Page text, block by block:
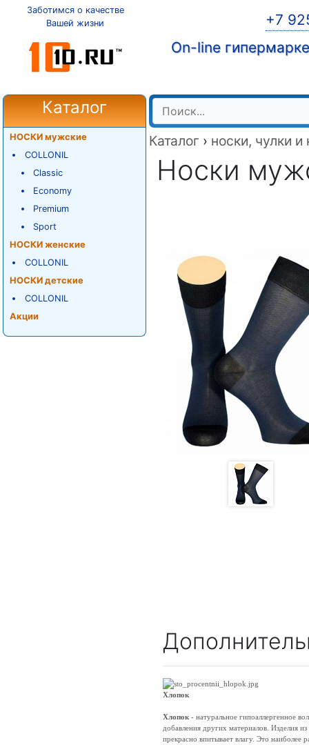
Заботимся о качестве
Вашей жизни
+7
On-line
Каталог
НОСКИ мужские
COLLONIL
Classic
Economy
Premium
Sport
НОСКИ женские
COLLONIL
НОСКИ детские
COLLONIL
Акции
Каталог › носки, чулки и
Носки
Хлопок
Хлопок - натуральное гипоаллергенное
добавления других материалов. Изделия
прекрасно впитывает влагу. Это наиболее